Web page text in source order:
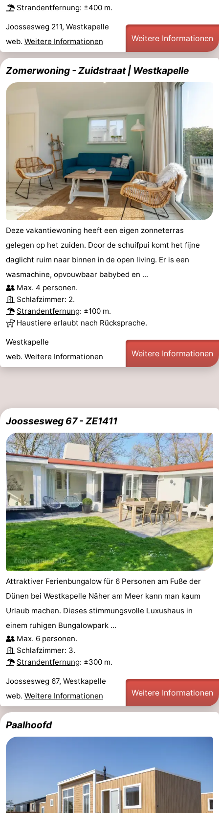
Strandentfernung: ±400 m.
Joossesweg 211, Westkapelle
web. Weitere Informationen Weitere Informationen
Zomerwoning - Zuidstraat | Westkapelle
Deze vakantiewoning heeft een eigen zonneterras
gelegen op het zuiden. Door de schuifpui komt het fijne
daglicht ruim naar binnen in de open living. Er is een
wasmachine, opvouwbaar babybed en ...
Max. 4 personen.
Schlafzimmer: 2.
Strandentfernung: ±100 m.
Haustiere erlaubt nach Rücksprache.
Westkapelle
web. Weitere Informationen Weitere Informationen
Joossesweg 67 - ZE1411
Attraktiver Ferienbungalow für 6 Personen am Fuße der
Dünen bei Westkapelle Näher am Meer kann man kaum
Urlaub machen. Dieses stimmungsvolle Luxushaus in
einem ruhigen Bungalowpark ...
Max. 6 personen.
Schlafzimmer: 3.
Strandentfernung: ±300 m.
Joossesweg 67, Westkapelle
web. Weitere Informationen Weitere Informationen
Paalhoofd